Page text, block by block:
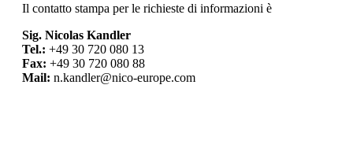
Il contatto stampa per le richieste di informazioni è
Sig. Nicolas Kandler
Tel.: +49 30 720 080 13
Fax: +49 30 720 080 88
Mail: n.kandler@nico-europe.com